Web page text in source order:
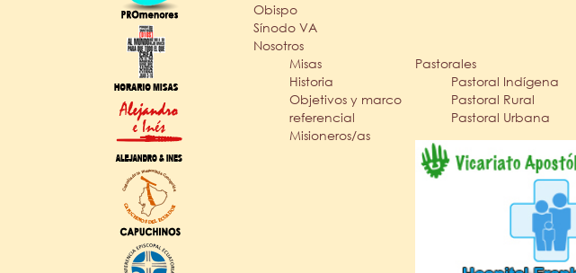
Obispo
Sínodo VA
Nosotros
Misas
Historia
Objetivos y marco
referencial
Misioneros/as
Pastorales
Pastoral Indígena
Pastoral Rural
Pastoral Urbana